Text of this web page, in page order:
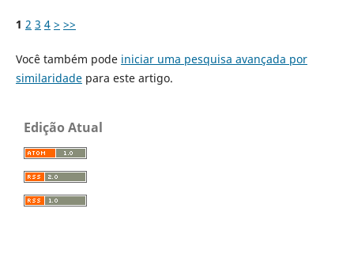
1 2 3 4 > >>
Você também pode iniciar uma pesquisa avançada por
similaridadepara este artigo.
Edição Atual